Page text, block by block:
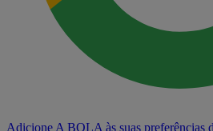
Adicione A BOLA às suas preferências